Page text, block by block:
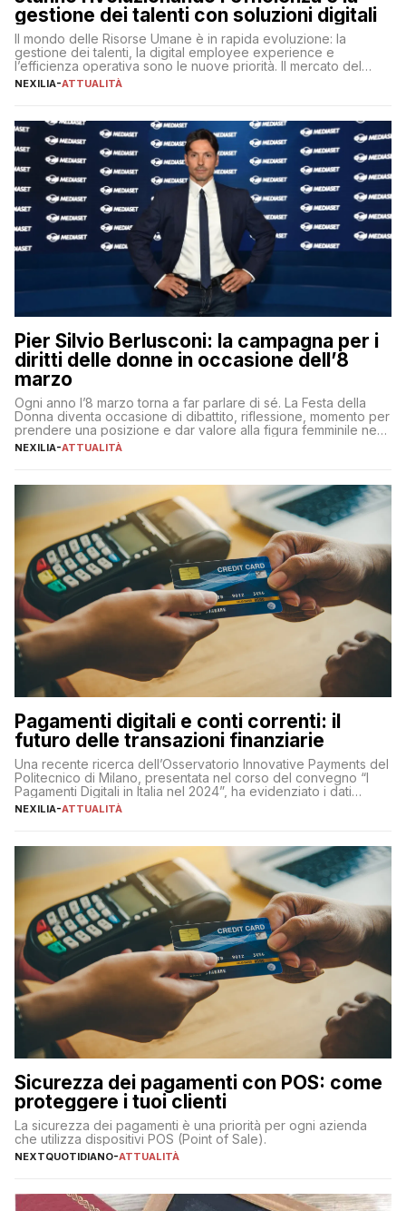
gestione dei talenti con soluzioni digitali
Il mondo delle Risorse Umane è in rapida evoluzione: la
gestione dei talenti, la digital employee experience e
l’efficienza operativa sono le nuove priorità. Il mercato del
lavoro, d’altra parte, è sempre più competitivo con una lotta
NEXILIA-ATTUALITÀ
Pier Silvio Berlusconi: la campagna per i
diritti delle donne in occasione dell’8
marzo
Ogni anno l’8 marzo torna a far parlare di sé. La Festa della
Donna diventa occasione di dibattito, riflessione, momento per
prendere una posizione e dar valore alla figura femminile nella
sua complessità e crucialità. A lanciare un messaggio “forte e
NEXILIA-ATTUALITÀ
Pagamenti digitali e conti correnti: il
futuro delle transazioni finanziarie
Una recente ricerca dell’Osservatorio Innovative Payments del
Politecnico di Milano, presentata nel corso del convegno “I
Pagamenti Digitali in Italia nel 2024”, ha evidenziato i dati
definitivi del primo semestre 2024 relativamente alle
NEXILIA-ATTUALITÀ
Sicurezza dei pagamenti con POS: come
proteggere i tuoi clienti
La sicurezza dei pagamenti è una priorità per ogni azienda
che utilizza dispositivi POS (Point of Sale).
NEXTQUOTIDIANO-ATTUALITÀ